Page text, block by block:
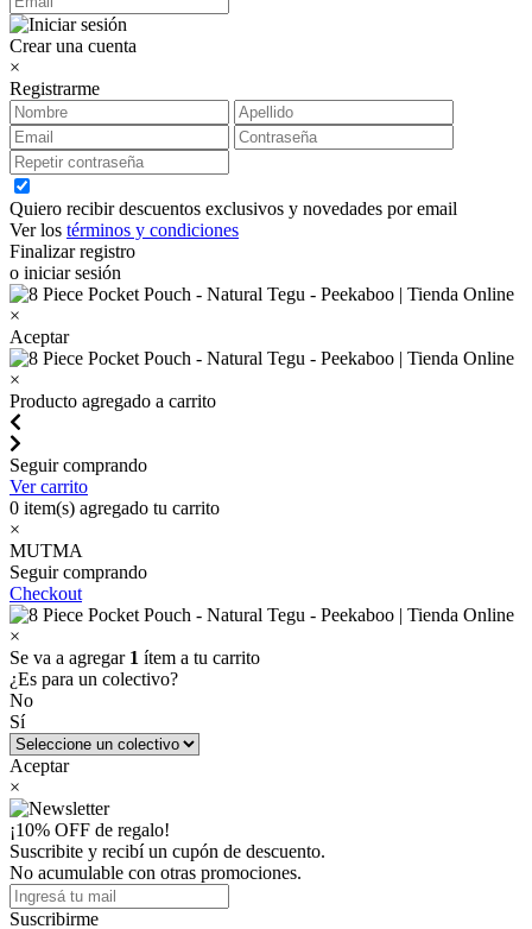
Crear una cuenta
×
Registrarme
Quiero recibir descuentos exclusivos y novedades por email
Ver los términos y condiciones
Finalizar registro
o iniciar sesión
×
Aceptar
×
Producto agregado a carrito
Seguir comprando
Ver carrito
0 item(s) agregado tu carrito
×
MUTMA
Seguir comprando
Checkout
×
Se va a agregar 1 ítem a tu carrito
¿Es para un colectivo?
No
Sí
Aceptar
×
¡10% OFF de regalo!
Suscribite y recibí un cupón de descuento.
No acumulable con otras promociones.
Suscribirme